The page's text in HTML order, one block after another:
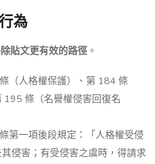
為
貼文更有效的路徑 。
（人格權保護）、第 184 條
195 條（名譽權侵害回復名
第一項後段規定：「人格權受侵
侵害；有受侵害之虞時，得請求